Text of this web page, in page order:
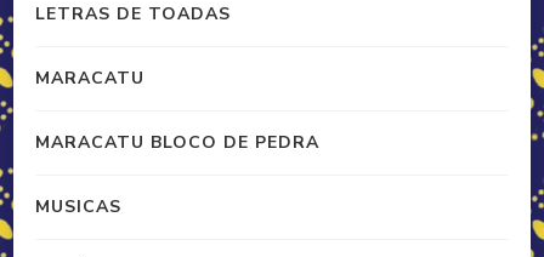
LETRAS DE TOADAS
MARACATU
MARACATU BLOCO DE PEDRA
MUSICAS